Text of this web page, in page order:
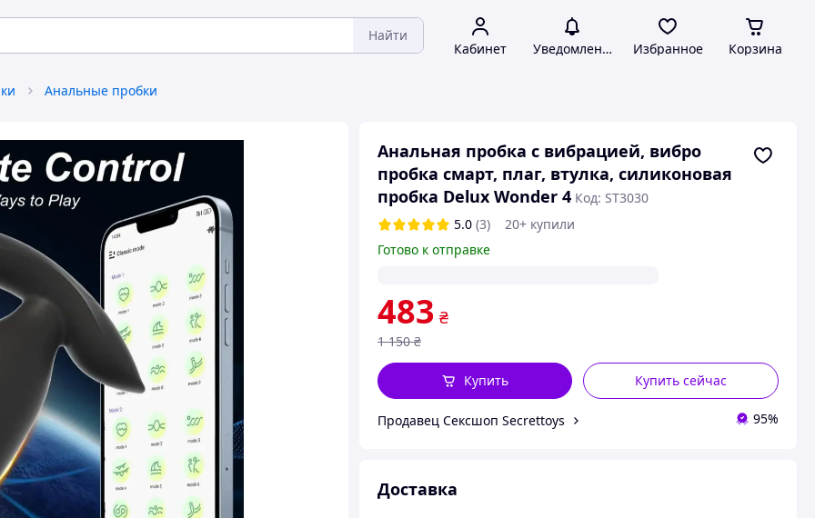
Найти
Кабинет Уведомления Избранное Корзина
Анальные пробки
Анальная пробка с вибрацией, вибро
пробка смарт, плаг, втулка, силиконовая
пробка Delux Wonder 4 Код: ST3030
5.0 (3)
20+ купили
Готово к отправке
483 ₴
1 150 ₴
Купить сейчас
Купить
Продавец Сексшоп Secrettoys 95%
Доставка